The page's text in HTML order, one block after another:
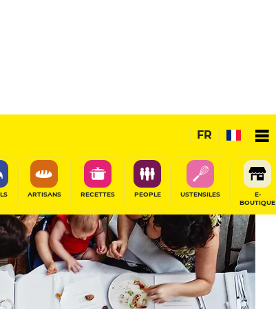
FR
ARTISANS RECETTES PEOPLE USTENSILES
E-
BOUTIQUE